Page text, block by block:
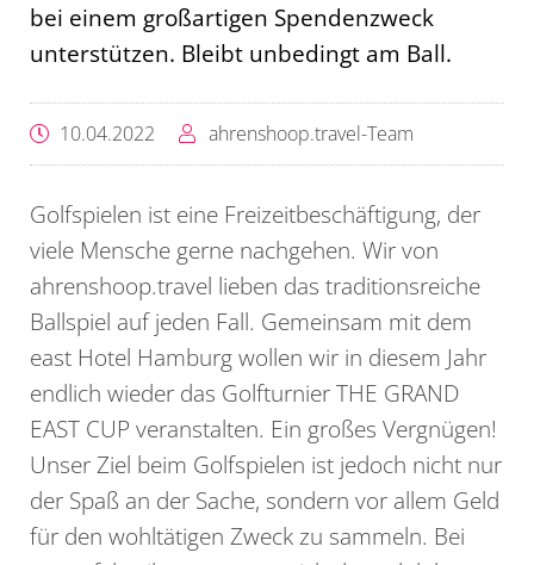
bei einem großartigen Spendenzweck
unterstützen. Bleibt unbedingt am Ball.
10.04.2022 ahrenshoop.travel-Team
Golfspielen ist eine Freizeitbeschäftigung, der
viele Mensche gerne nachgehen. Wir von
ahrenshoop.travel lieben das traditionsreiche
Ballspiel auf jeden Fall. Gemeinsam mit dem
east Hotel Hamburg wollen wir in diesem Jahr
endlich wieder das Golfturnier THE GRAND
EAST CUP veranstalten. Ein großes Vergnügen!
Unser Ziel beim Golfspielen ist jedoch nicht nur
der Spaß an der Sache, sondern vor allem Geld
für den wohltätigen Zweck zu sammeln. Bei